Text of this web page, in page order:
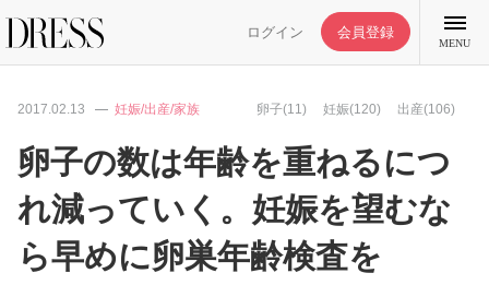
ログイン 会員登録
MENU
特集記事
DRESS部活
2017.02.13 妊娠/出産/家族 卵子(11) 妊娠(120) 出産(106)
卵子の数は年齢を重ねるにつ
れ減っていく。妊娠を望むな
ら早めに卵巣年齢検査を